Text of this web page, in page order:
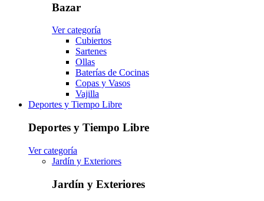
Bazar
Ver categoría
Cubiertos
Sartenes
Ollas
Baterías de Cocinas
Copas y Vasos
Vajilla
Deportes y Tiempo Libre
Deportes y Tiempo Libre
Ver categoría
Jardín y Exteriores
Jardín y Exteriores